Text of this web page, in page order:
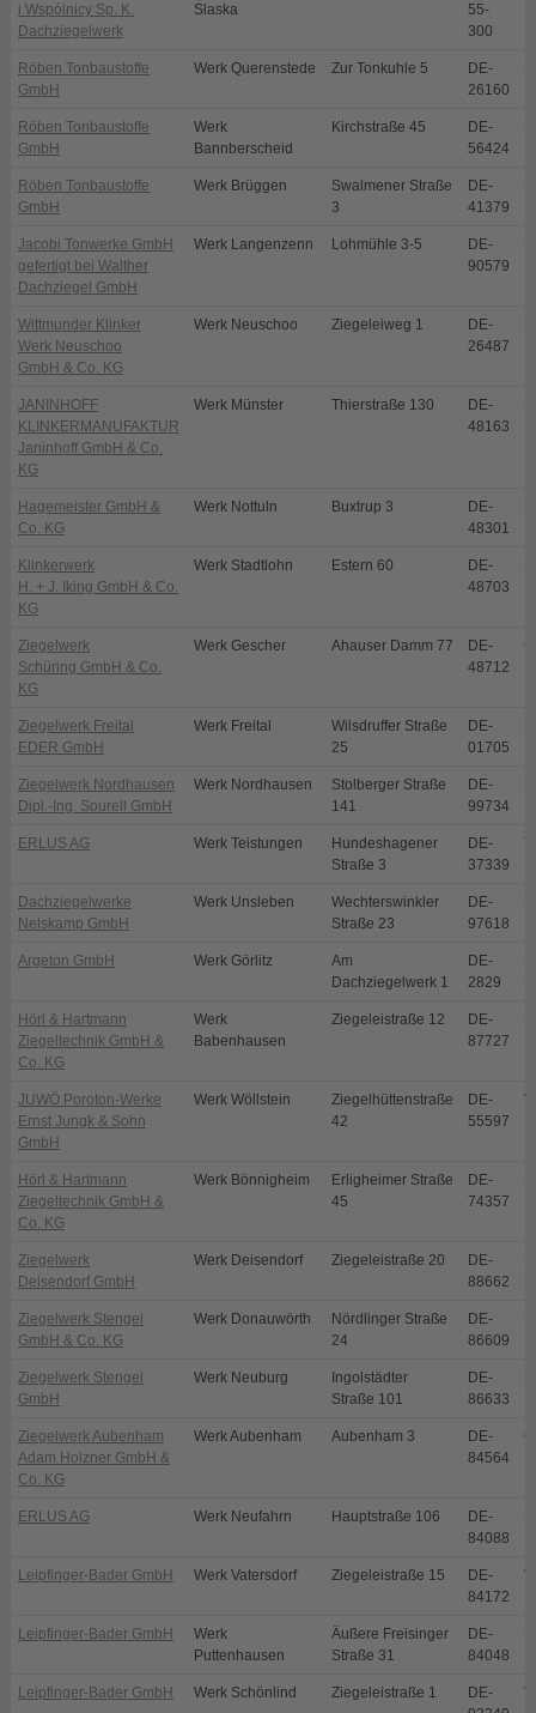
i Wspólnicy Sp. K.
Dachziegelwerk
Slaska
55-
300
Röben Tonbaustoffe
GmbH
Werk Querenstede Zur Tonkuhle 5
DE-
26160
Röben Tonbaustoffe
GmbH
Werk
Bannberscheid
Kirchstraße 45
DE-
56424
Röben Tonbaustoffe
GmbH
Werk Brüggen
Swalmener Straße
3
DE-
41379
Jacobi Tonwerke GmbH
gefertigt bei Walther
Dachziegel GmbH
Werk Langenzenn Lohmühle 3-5
DE-
90579
Wittmunder Klinker
Werk Neuschoo
GmbH & Co. KG
Werk Neuschoo Ziegeleiweg 1
DE-
26487
JANINHOFF
KLINKERMANUFAKTUR
Janinhoff GmbH & Co.
KG
Werk Münster Thierstraße 130
DE-
48163
Hagemeister GmbH &
Co. KG
Werk Nottuln Buxtrup 3
DE-
48301
Klinkerwerk
H. + J. Iking GmbH & Co.
KG
Werk Stadtlohn Estern 60
DE-
48703
Ziegelwerk
Schüring GmbH & Co.
KG
Werk Gescher Ahauser Damm 77
DE-
48712
Ziegelwerk Freital
EDER GmbH
Werk Freital
Wilsdruffer Straße
25
DE-
01705
Ziegelwerk Nordhausen
Dipl.-Ing. Sourell GmbH
Werk Nordhausen
Stolberger Straße
141
DE-
99734
ERLUS AG Werk Teistungen
Hundeshagener
Straße 3
DE-
37339
Dachziegelwerke
Nelskamp GmbH
Werk Unsleben
Wechterswinkler
Straße 23
DE-
97618
Argeton GmbH Werk Görlitz
Am
Dachziegelwerk 1
DE-
2829
Hörl & Hartmann
Ziegeltechnik GmbH &
Co. KG
Werk
Babenhausen
Ziegeleistraße 12
DE-
87727
JUWÖ Poroton-Werke
Ernst Jungk & Sohn
GmbH
Werk Wöllstein
Ziegelhüttenstraße
42
DE-
55597
Hörl & Hartmann
Ziegeltechnik GmbH &
Co. KG
Werk Bönnigheim
Erligheimer Straße
45
DE-
74357
Ziegelwerk
Deisendorf GmbH
Werk Deisendorf Ziegeleistraße 20
DE-
88662
Ziegelwerk Stengel
GmbH & Co. KG
Werk Donauwörth
Nördlinger Straße
24
DE-
86609
Ziegelwerk Stengel
GmbH
Werk Neuburg
Ingolstädter
Straße 101
DE-
86633
Ziegelwerk Aubenham
Adam Holzner GmbH &
Co. KG
Werk Aubenham Aubenham 3
DE-
84564
ERLUS AG Werk Neufahrn Hauptstraße 106
DE-
84088
Leipfinger-Bader GmbH Werk Vatersdorf Ziegeleistraße 15
DE-
84172
Leipfinger-Bader GmbH
Werk
Puttenhausen
Äußere Freisinger
Straße 31
DE-
84048
Leipfinger-Bader GmbH Werk Schönlind Ziegeleistraße 1
DE-